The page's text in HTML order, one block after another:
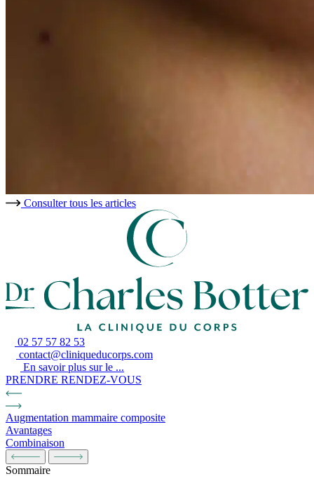
Consulter tous les articles
02 57 57 82 53
contact@cliniqueducorps.com
En savoir plus sur le ...
PRENDRE RENDEZ-VOUS
Augmentation mammaire composite
Avantages
Combinaison
Sommaire